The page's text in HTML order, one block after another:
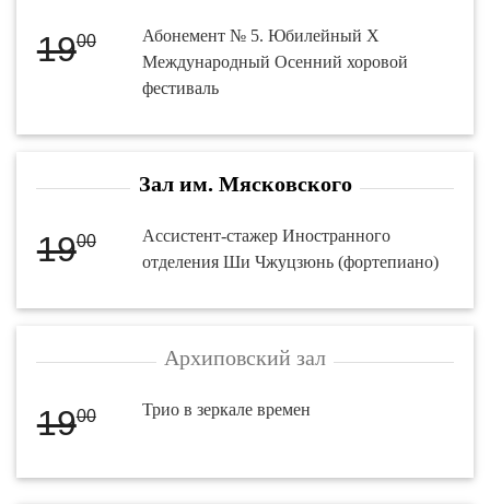
1900
Абонемент № 5. Юбилейный X
Международный Осенний хоровой
фестиваль
Зал им. Мясковского
1900
Ассистент-стажер Иностранного
отделения Ши Чжуцзюнь (фортепиано)
Архиповский зал
1900 Трио в зеркале времен